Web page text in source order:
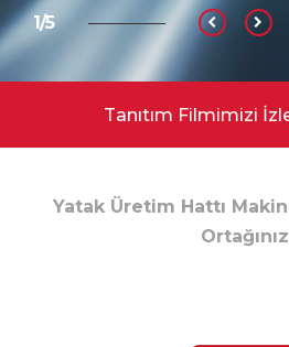
Tanıtım Filmimizi
2/5
Yatak Üretim Hattı